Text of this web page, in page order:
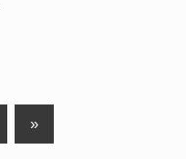
Next
Posts
»